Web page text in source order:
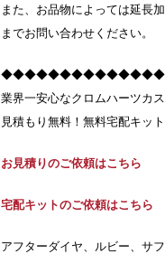
また、お品物によっては延長
までお問い合わせください。
業界一安心なクロムハーツカ
見積もり無料！無料宅配キッ
お見積りのご依頼はこちら
宅配キットのご依頼はこちら
アフターダイヤ、ルビー、サ